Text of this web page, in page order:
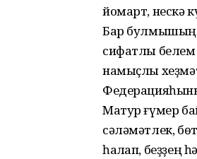
йомарт, нескә
Бар
сифатлы белем
намыҫлы
Матур ғүмер
сәләмәтлек,
һаҡлап, беҙҙең